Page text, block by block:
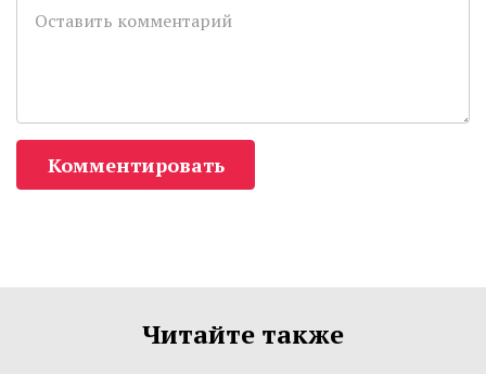
Комментировать
Читайте также